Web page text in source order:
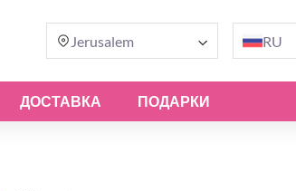
Jerusalem RU
ДОСТАВКА ПОДАРКИ